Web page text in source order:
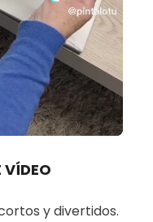
VÍDEO
y divertidos.